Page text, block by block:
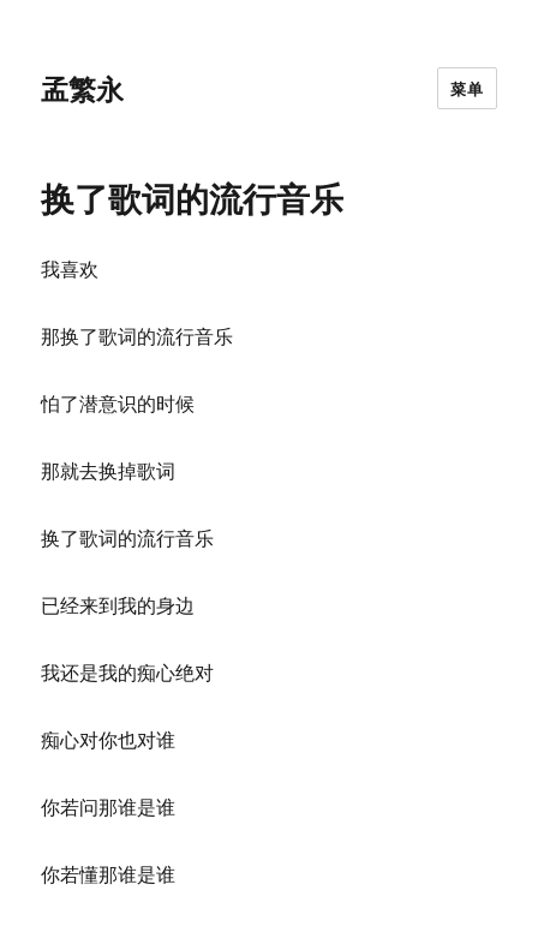
孟繁永 菜单
换了歌词的流行音乐
我喜欢
那换了歌词的流行音乐
怕了潜意识的时候
那就去换掉歌词
换了歌词的流行音乐
已经来到我的身边
我还是我的痴心绝对
痴心对你也对谁
你若问那谁是谁
你若懂那谁是谁